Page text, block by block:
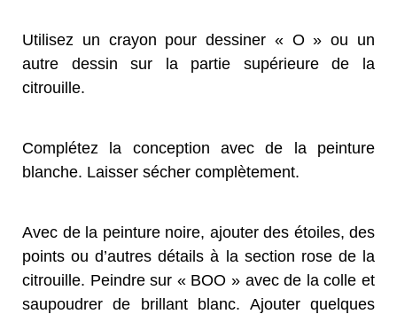
Utilisez un crayon pour dessiner « O » ou un
autre dessin sur la partie supérieure de la
citrouille.
Complétez la conception avec de la peinture
blanche. Laisser sécher complètement.
Avec de la peinture noire, ajouter des étoiles, des
points ou d’autres détails à la section rose de la
citrouille. Peindre sur « BOO » avec de la colle et
saupoudrer de brillant blanc. Ajouter quelques